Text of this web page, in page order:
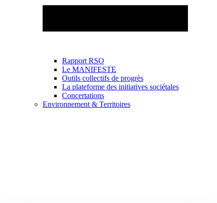
Rapport RSO
Le MANIFESTE
Outils collectifs de progrès
La plateforme des initiatives sociétales
Concertations
Environnement & Territoires